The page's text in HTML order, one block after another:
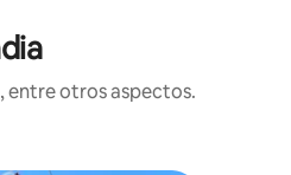
entre otros aspectos.